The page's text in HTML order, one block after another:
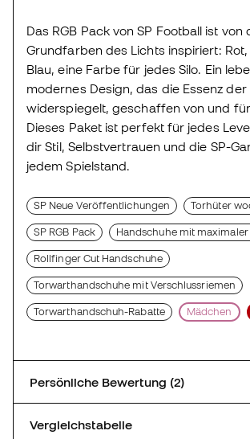
Das RGB Pack von SP Football ist von
Grundfarben des Lichts inspiriert: Rot,
Blau, eine Farbe für jedes Silo. Ein
modernes Design, das die Essenz
widerspiegelt, geschaffen von und
Dieses Paket ist perfekt für jedes
dir Stil, Selbstvertrauen und die SP-
jedem Spielstand.
SP Neue Veröffentlichungen Torhüter
SP RGB Pack Handschuhe mit
Rollfinger Cut Handschuhe
Torwarthandschuhe mit Verschlussriemen
Torwarthandschuh-Rabatte Mädchen
Persönliche Bewertung (2)
Vergleichstabelle